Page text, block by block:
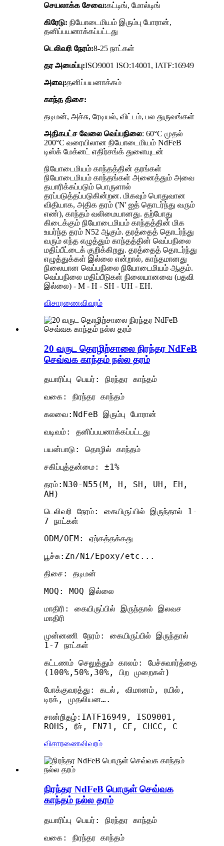
செயலாக்க சேவை:கட்டிங், மோல்டிங்
கிரேடு: நியோடைமியம் இரும்பு போரான்,
தனிப்பயனாக்கப்பட்டது
டெலிவரி நேரம்:8-25 நாட்கள்
தர அமைப்பு:ISO9001 ISO:14001, IATF:16949
அளவு:தனிப்பயனாக்கம்
காந்த திசை:
தடிமன், அச்சு, ரேடியல், விட்டம், பல துருவங்கள்
அதிகபட்ச வேலை வெப்பநிலை: 60°C முதல்
200°C வரையிலான நியோடைமியம் NdFeB
டிஸ்க் மேக்னட் எதிர்சங்க் துளையுடன்
நியோடைமியம் காந்தத்தின் தரங்கள்
நியோடைமியம் காந்தங்கள் அனைத்தும் அவை
தயாரிக்கப்படும் பொருளால்
தரப்படுத்தப்படுகின்றன. மிகவும் பொதுவான
விதியாக, அதிக தரம் ('N' ஐத் தொடர்ந்து வரும்
எண்), காந்தம் வலிமையானது. தற்போது
கிடைக்கும் நியோடைமியம் காந்தத்தின் மிக
உயர்ந்த தரம் N52 ஆகும். தரத்தைத் தொடர்ந்து
வரும் எந்த எழுத்தும் காந்தத்தின் வெப்பநிலை
மதிப்பீட்டைக் குறிக்கிறது. தரத்தைத் தொடர்ந்து
எழுத்துக்கள் இல்லை என்றால், காந்தமானது
நிலையான வெப்பநிலை நியோடைமியம் ஆகும்.
வெப்பநிலை மதிப்பீடுகள் நிலையானவை (பதவி
இல்லை) - M - H - SH - UH - EH.
விசாரணைவிவரம்
20 வருட தொழிற்சாலை நிரந்தர NdFeB
செவ்வக காந்தம் நல்ல தரம்
தயாரிப்பு பெயர்: நிரந்தர காந்தம்
வகை: நிரந்தர காந்தம்
கலவை:NdFeB இரும்பு போரான்
வடிவம்: தனிப்பயனாக்கப்பட்டது
பயன்பாடு: தொழில் காந்தம்
சகிப்புத்தன்மை: ±1%
தரம்:N30-N55(M, H, SH, UH, EH,
AH)
டெலிவரி நேரம்: கையிருப்பில் இருந்தால் 1-
7 நாட்கள்
ODM/OEM: ஏற்கத்தக்கது
பூச்சு:Zn/Ni/Epoxy/etc...
திசை: தடிமன்
MOQ: MOQ இல்லை
மாதிரி: கையிருப்பில் இருந்தால் இலவச
மாதிரி
முன்னணி நேரம்: கையிருப்பில் இருந்தால்
1-7 நாட்கள்
கட்டணம் செலுத்தும் காலம்: பேச்சுவார்த்தை
(100%,50%,30%, பிற முறைகள்)
போக்குவரத்து: கடல், விமானம், ரயில்,
டிரக், முதலியன….
சான்றிதழ்:IATF16949, ISO9001,
ROHS, ரீச், EN71, CE, CHCC, C
விசாரணைவிவரம்
நிரந்தர NdFeB பொருள் செவ்வக
காந்தம் நல்ல தரம்
தயாரிப்பு பெயர்: நிரந்தர காந்தம்
வகை: நிரந்தர காந்தம்